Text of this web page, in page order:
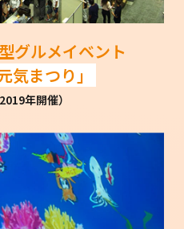
グルメイベント
気まつり」
年開催）